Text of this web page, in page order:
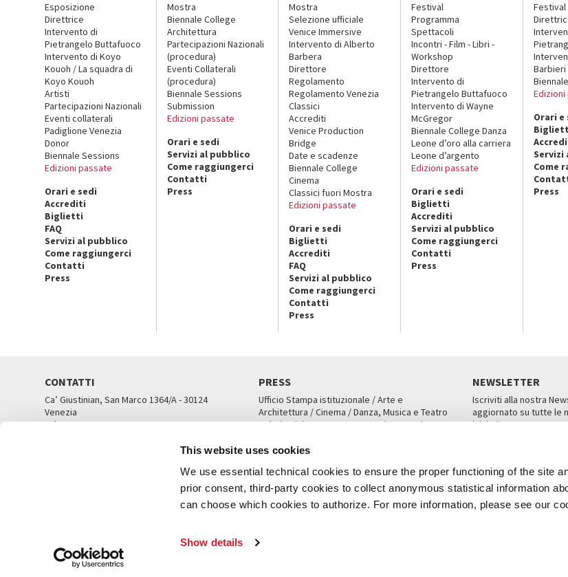
This website uses cookies
We use essential technical cookies to ensure the proper functioning of the site
prior consent, third-party cookies to collect anonymous statistical information
can choose which cookies to authorize. For more information, please see our
Show details
Esposizione
Direttrice
Intervento di
Pietrangelo Buttafuoco
Intervento di Koyo
Kouoh / La squadra di
Koyo Kouoh
Artisti
Partecipazioni Nazionali
Eventi collaterali
Padiglione Venezia
Donor
Biennale Sessions
Edizioni passate
Orari e sedi
Accrediti
Biglietti
FAQ
Servizi al pubblico
Come raggiungerci
Contatti
Press
Mostra
Biennale College
Architettura
Partecipazioni Nazionali
(procedura)
Eventi Collaterali
(procedura)
Biennale Sessions
Submission
Edizioni passate
Orari e sedi
Servizi al pubblico
Come raggiungerci
Contatti
Press
Mostra
Selezione ufficiale
Venice Immersive
Intervento di Alberto
Barbera
Direttore
Regolamento
Regolamento Venezia
Classici
Accrediti
Venice Production
Bridge
Date e scadenze
Biennale College
Cinema
Classici fuori Mostra
Edizioni passate
Orari e sedi
Biglietti
Accrediti
FAQ
Servizi al pubblico
Come raggiungerci
Contatti
Press
Festival
Programma
Spettacoli
Incontri - Film - Libri -
Workshop
Direttore
Intervento di
Pietrangelo Buttafuoco
Intervento di Wayne
McGregor
Biennale College Danza
Leone d’oro alla carriera
Leone d’argento
Edizioni passate
Orari e sedi
Biglietti
Accrediti
Servizi al pubblico
Come raggiungerci
Contatti
Press
Festival
Barbieri
Orari e
Servizi
Come
Press
CONTATTI
Ca’ Giustinian, San Marco 1364/A - 30124
Venezia
Tel. 041 5218711
PRESS
Ufficio Stampa istituzionale / Arte e
Architettura / Cinema / Danza, Musica e Teatro
Ca’ Giustinian, San Marco 1364/A, Venezia
UFFICI STAMPA
NEWSLETTER
Iscriviti alla nostra
aggiornato su tutte le
iniziative.